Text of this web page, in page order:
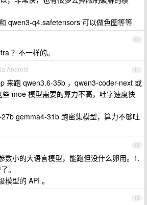
qwen3-q4.safetensors 可以做色图等等
10
？不一样的。
11
Android
来跑 qwen3.6-35b ，qwen3-coder-next 或
moe 模型需要的算力不高，吐字速度快
gemma4-31b 跑密集模型，算力不够吐
12
数小的大语言模型，能跑但没什么卵用。1.
。
型的 API 。
13